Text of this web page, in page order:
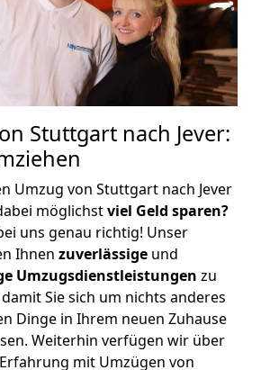
Stuttgart nach Jever:
Umzug von Stuttgart nach Jever
möglichstviel Geld sparen?
uns genau richtig! Unser
Ihnen zuverlässige und
Umzugsdienstleistungen zu
Sie sich um nichts anderes
Dinge in Ihrem neuen Zuhause
Weiterhin verfügen wir über
mit Umzügen von